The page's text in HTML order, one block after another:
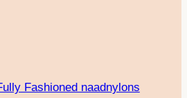
Fashioned naadnylons